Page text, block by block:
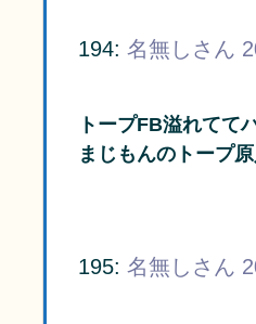
194: 名無しさん
トープFB溢れてて
まじもんのトープ
195: 名無しさん